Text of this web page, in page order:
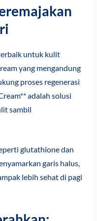
untuk kulit
yang mengandung
proses regenerasi
adalah solusi
sambil
glutathione dan
garis halus,
lebih sehat di pagi